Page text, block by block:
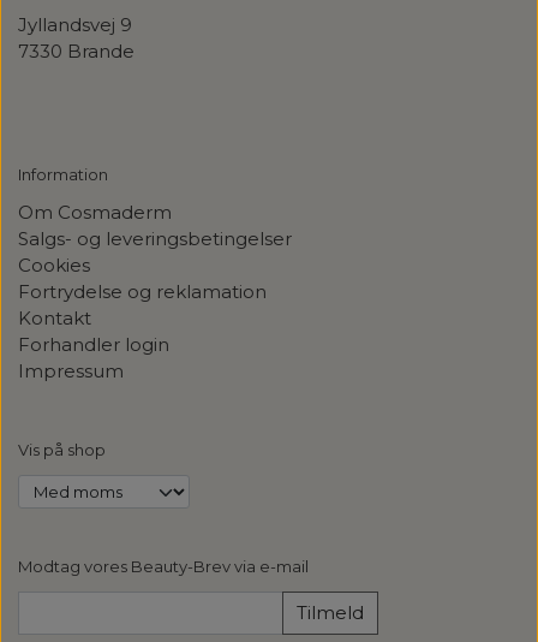
Jyllandsvej 9
7330 Brande
Information
Om Cosmaderm
Salgs- og leveringsbetingelser
Cookies
Fortrydelse og reklamation
Kontakt
Forhandler login
Impressum
Vis på shop
Modtag vores Beauty-Brev via e-mail
Tilmeld